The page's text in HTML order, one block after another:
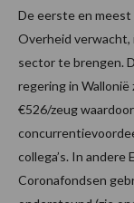
De eerste en meest
Overheid verwacht,
sector te brengen.
regering in
€526/zeug
collega’s. In
Coronafondsen